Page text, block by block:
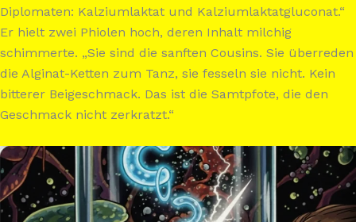
Diplomaten: Kalziumlaktat und Kalziumlaktatgluconat.“
Er hielt zwei Phiolen hoch, deren Inhalt milchig
schimmerte. „Sie sind die sanften Cousins. Sie überreden
die Alginat-Ketten zum Tanz, sie fesseln sie nicht. Kein
bitterer Beigeschmack. Das ist die Samtpfote, die den
Geschmack nicht zerkratzt.“